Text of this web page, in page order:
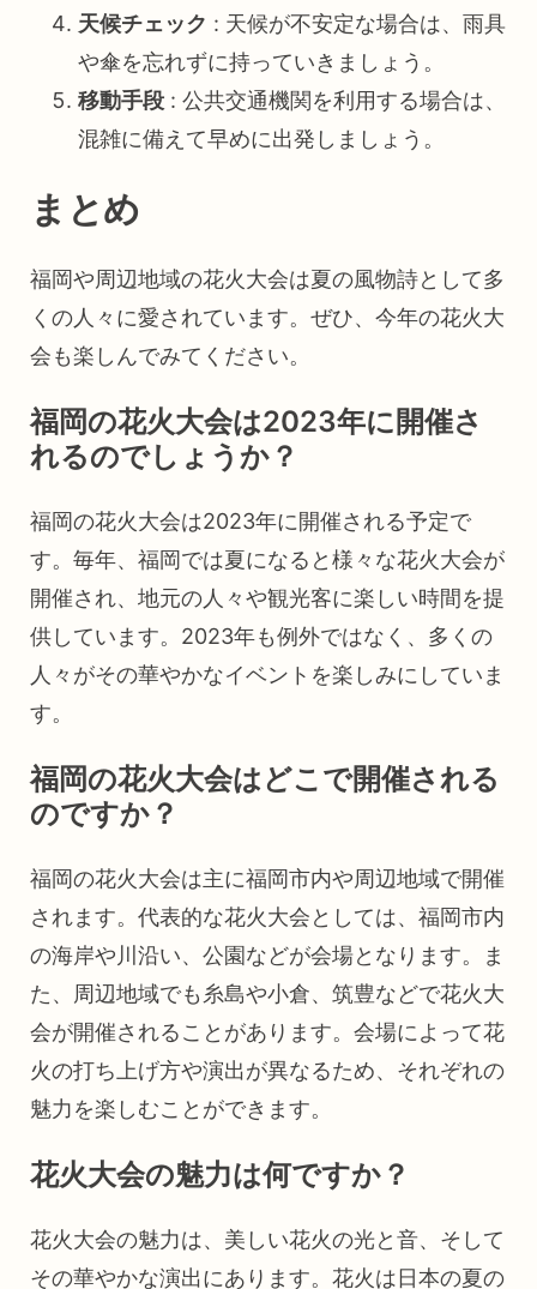
天候チェック : 天候が不安定な場合は、雨具
や傘を忘れずに持っていきましょう。
移動手段 : 公共交通機関を利用する場合は、
混雑に備えて早めに出発しましょう。
まとめ
福岡や周辺地域の花火大会は夏の風物詩として多
くの人々に愛されています。ぜひ、今年の花火大
会も楽しんでみてください。
福岡の花火大会は2023年に開催さ
れるのでしょうか？
福岡の花火大会は2023年に開催される予定で
す。毎年、福岡では夏になると様々な花火大会が
開催され、地元の人々や観光客に楽しい時間を提
供しています。2023年も例外ではなく、多くの
人々がその華やかなイベントを楽しみにしていま
す。
福岡の花火大会はどこで開催される
のですか？
福岡の花火大会は主に福岡市内や周辺地域で開催
されます。代表的な花火大会としては、福岡市内
の海岸や川沿い、公園などが会場となります。ま
た、周辺地域でも糸島や小倉、筑豊などで花火大
会が開催されることがあります。会場によって花
火の打ち上げ方や演出が異なるため、それぞれの
魅力を楽しむことができます。
花火大会の魅力は何ですか？
花火大会の魅力は、美しい花火の光と音、そして
その華やかな演出にあります。花火は日本の夏の